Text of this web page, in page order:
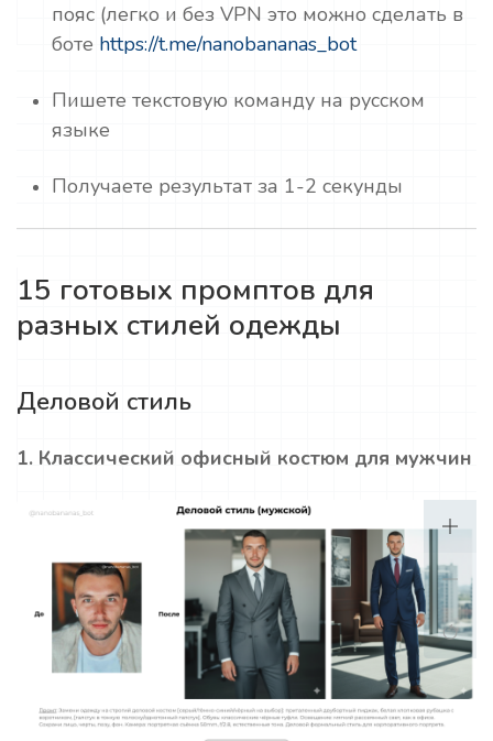
пояс (легко и без VPN это можно сделать в
боте https://t.me/nanobananas_bot
Пишете текстовую команду на русском
языке
Получаете результат за 1-2 секунды
15 готовых промптов для
разных стилей одежды
Деловой стиль
1. Классический офисный костюм для мужчин